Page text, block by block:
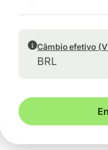
Câmbio efetivo
BRL